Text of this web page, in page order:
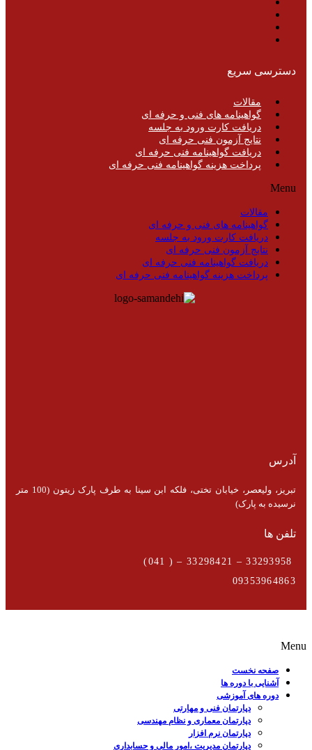
دسترسی سریع
مقالات
گواهینامه های فنی و حرفه ای
دریافت کارت ورود به جلسه
نتایج آزمون فنی حرفه ای
دریافت گواهینامه فنی حرفه ای
پرداخت هزینه گواهینامه فنی حرفه ای
Menu
مقالات
گواهینامه های فنی و حرفه ای
دریافت کارت ورود به جلسه
نتایج آزمون فنی حرفه ای
دریافت گواهینامه فنی حرفه ای
پرداخت هزینه گواهینامه فنی حرفه ای
آدرس
تبریز، ولیعصر، خیابان تختی، فلکه ابن سینا به طرف پارک زیتون (100 متر
نرسیده به پارک)
تلفن ها
09353964863
Menu
صفحه نخست
آشنایی با دوره ها
دوره های آموزشی
دپارتمان فنی و مهارتی
دپارتمان معماری و نظام مهندسی
دپارتمان نرم افزار
دپارتمان مدیریت ،امور مالی و حسابداری